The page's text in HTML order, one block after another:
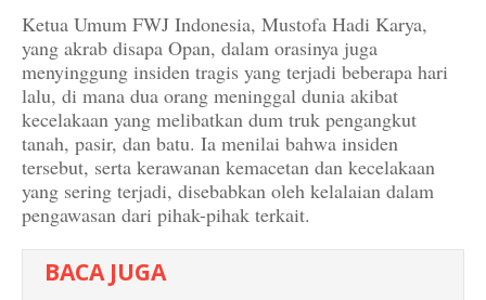
Ketua Umum FWJ Indonesia, Mustofa Hadi Karya,
yang akrab disapa Opan, dalam orasinya juga
menyinggung insiden tragis yang terjadi beberapa hari
lalu, di mana dua orang meninggal dunia akibat
kecelakaan yang melibatkan dum truk pengangkut
tanah, pasir, dan batu. Ia menilai bahwa insiden
tersebut, serta kerawanan kemacetan dan kecelakaan
yang sering terjadi, disebabkan oleh kelalaian dalam
pengawasan dari pihak-pihak terkait.
BACA JUGA